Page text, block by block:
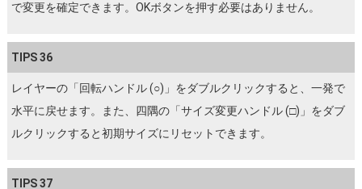
で変更を確定できます。OKボタンを押す必要はありません。
TIPS 36
レイヤーの「回転ハンドル (○)」をダブルクリックすると、一発で
水平に戻せます。また、四隅の「サイズ変更ハンドル (□)」をダブ
ルクリックすると初期サイズにリセットできます。
TIPS 37